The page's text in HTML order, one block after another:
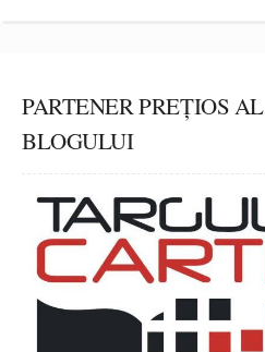
PARTENER PREȚIOS AL
BLOGULUI